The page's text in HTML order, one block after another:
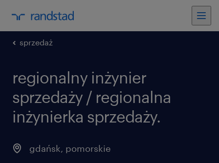
sprzedaż
regionalny inżynier
sprzedaży / regionalna
inżynierka sprzedaży.
gdańsk, pomorskie